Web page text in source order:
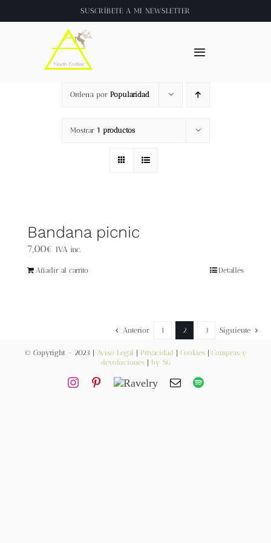
al
SUSCRÍBETE A MI NEWSLETTER
Toggle
Inicio
About
Tienda
Videos
Newsletter
Carrito
Ordena por Popularidad
Mostrar 1 productos
Bandana picnic
7,00€ IVA inc.
Añadir al carrito Detalles
Anterior 1 2 3 Siguiente
© Copyright – 2023 | Aviso Legal Privacidad Cookies| Compras y
devoluciones| by SG